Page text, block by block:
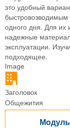
это удобный
быстровозводимым
одного дня. Для их
надежные
эксплуатации.
подходящее.
Image
Заголовок
Общежития